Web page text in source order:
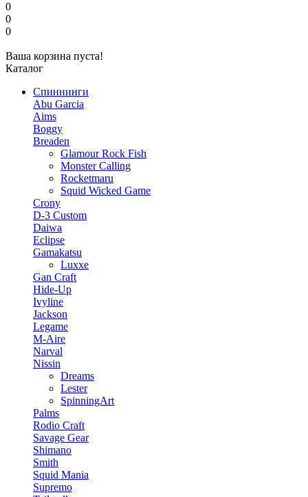
0
0
0
Ваша корзина пуста!
Каталог
Спиннинги
Abu Garcia
Aims
Boggy
Breaden
Glamour Rock Fish
Monster Calling
Rocketmaru
Squid Wicked Game
Crony
D-3 Custom
Daiwa
Eclipse
Gamakatsu
Luxxe
Gan Craft
Hide-Up
Ivyline
Jackson
Legame
M-Aire
Narval
Nissin
Dreams
Lester
SpinningArt
Palms
Rodio Craft
Savage Gear
Shimano
Smith
Squid Mania
Supremo